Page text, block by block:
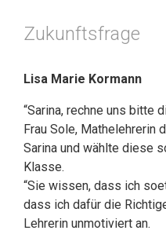
Zukunftsfrage
Lisa Marie Kormann
“Sarina, rechne uns bitte
Frau Sole, Mathelehrerin
Sarina und wählte diese
Klasse.
“Sie wissen, dass ich
dass ich dafür die
Lehrerin unmotiviert an.